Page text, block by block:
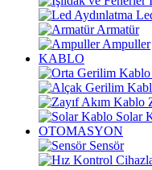
Armatür
Ampuller
KABLO
Solar
OTOMASYON
Sensör